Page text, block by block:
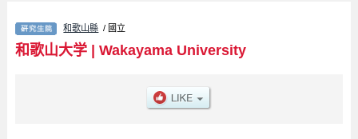
別研究科的不同訊息，以及招收名額、合格人數等考試資訊、設施介紹、聯絡
方式等對外國留學生是必要之訊息都刊載於此，請務必查閱及利用此網站。
和歌山縣 / 國立
和歌山大学| Wakayama University